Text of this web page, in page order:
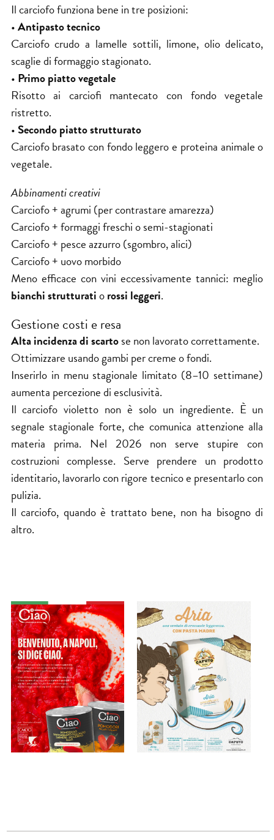
Il carciofo funziona bene in tre posizioni:
•Antipasto tecnico
Carciofo crudo a lamelle sottili, limone, olio delicato,
scaglie di formaggio stagionato.
• Primo piatto vegetale
Risotto ai carciofi mantecato con fondo vegetale
ristretto.
• Secondo piatto strutturato
Carciofo brasato con fondo leggero e proteina animale o
vegetale.
Abbinamenti creativi
Carciofo + agrumi (per contrastare amarezza)
Carciofo + formaggi freschi o semi-stagionati
Carciofo + pesce azzurro (sgombro, alici)
Carciofo + uovo morbido
Meno efficace con vini eccessivamente tannici: meglio
bianchi strutturatiorossi leggeri.
Gestione costi e resa
Alta incidenza di scartose non lavorato correttamente.
Ottimizzare usando gambi per creme o fondi.
Inserirlo in menu stagionale limitato (8–10 settimane)
aumenta percezione di esclusività.
Il carciofo violetto non è solo un ingrediente. È un
segnale stagionale forte, che comunica attenzione alla
materia prima. Nel 2026 non serve stupire con
costruzioni complesse. Serve prendere un prodotto
identitario, lavorarlo con rigore tecnico e presentarlo con
pulizia.
Il carciofo, quando è trattato bene, non ha bisogno di
altro.